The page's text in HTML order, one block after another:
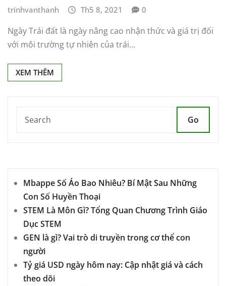
trinhvanthanh Th5 8, 2021 0
Ngày Trái đất là ngày nâng cao nhận thức và giá trị đối
với môi trường tự nhiên của trái…
XEM THÊM
Go
Mbappe Số Áo Bao Nhiêu? Bí Mật Sau Những
Con Số Huyền Thoại
STEM Là Môn Gì? Tổng Quan Chương Trình Giáo
Dục STEM
GEN là gì? Vai trò di truyền trong cơ thể con
người
Tỷ giá USD ngày hôm nay: Cập nhật giá và cách
theo dõi